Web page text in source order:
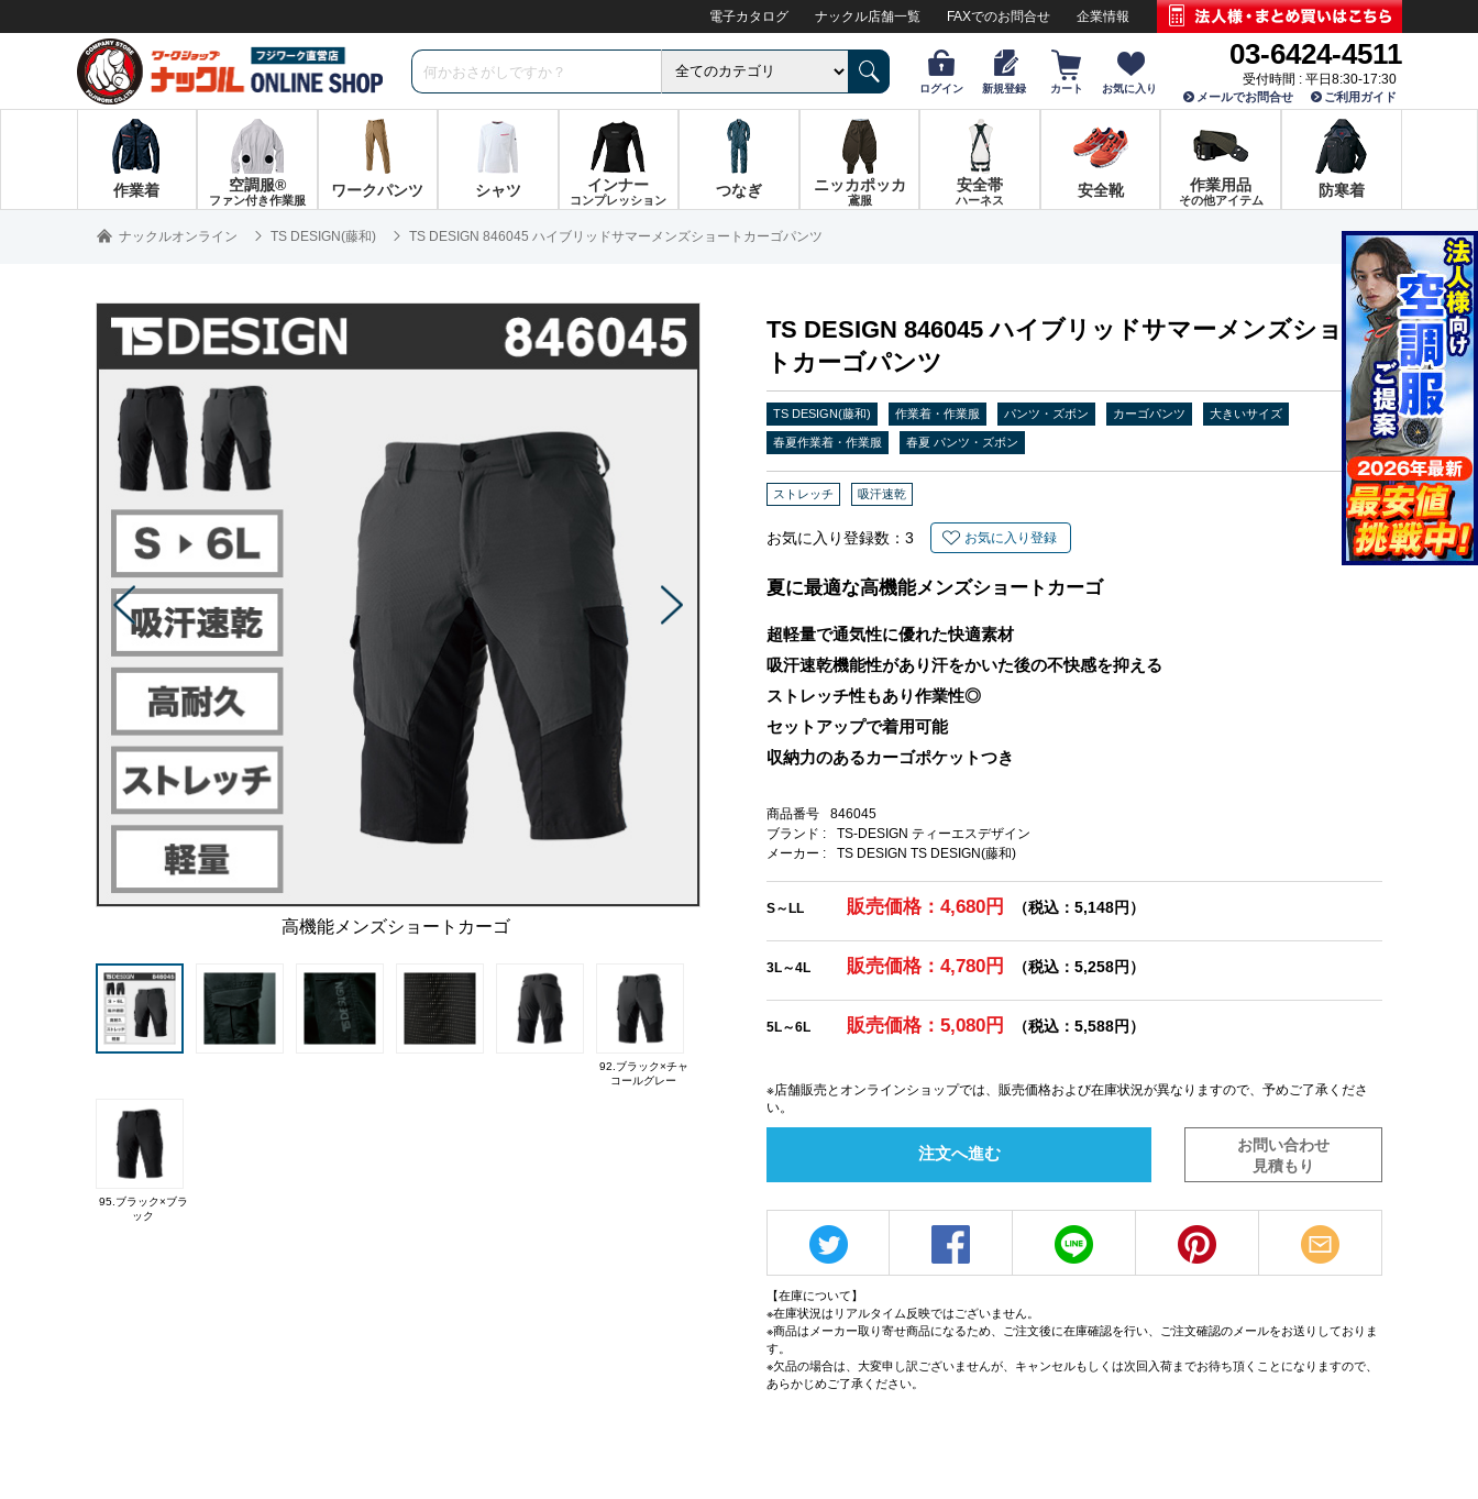
電子カタログ ナックル店舗一覧 FAXでのお問合せ 企業情報
ログイン 新規登録 カート お気に入り
03-6424-4511
受付時間 : 平日8:30-17:30
メールでお問合せ ご利用ガイド
作業着 空調服®
ファン付き作業服
ワークパンツ シャツ インナー
コンプレッション
つなぎ ニッカポッカ
鳶服
安全帯
ハーネス
安全靴 作業用品
その他アイテム
防寒着
ナックルオンライン TS DESIGN(藤和) TS DESIGN 846045 ハイブリッドサマーメンズショートカーゴパンツ
高機能メンズショートカーゴ
92.ブラック×チャ
コールグレー
95.ブラック×ブラ
ック
TS DESIGN 846045 ハイブリッドサマーメンズショー
トカーゴパンツ
TS DESIGN(藤和) 作業着・作業服 パンツ・ズボン カーゴパンツ 大きいサイズ
春夏作業着・作業服 春夏 パンツ・ズボン
ストレッチ 吸汗速乾
お気に入り登録数： 3 お気に入り登録
夏に最適な高機能メンズショートカーゴ
超軽量で通気性に優れた快適素材
吸汗速乾機能性があり汗をかいた後の不快感を抑える
ストレッチ性もあり作業性◎
セットアップで着用可能
収納力のあるカーゴポケットつき
商品番号
846045
ブランド :
TS-DESIGN ティーエスデザイン
メーカー :
TS DESIGN TS DESIGN(藤和)
S～LL 販売価格：4,680円 （税込：5,148円）
3L～4L 販売価格：4,780円 （税込：5,258円）
5L～6L 販売価格：5,080円 （税込：5,588円）
※店舗販売とオンラインショップでは、販売価格および在庫状況が異なりますので、予めご了承くださ
い。
注文へ進む
お問い合わせ
見積もり
【在庫について】
※在庫状況はリアルタイム反映ではございません。
※商品はメーカー取り寄せ商品になるため、ご注文後に在庫確認を行い、ご注文確認のメールをお送りしておりま
す。
※欠品の場合は、大変申し訳ございませんが、キャンセルもしくは次回入荷までお待ち頂くことになりますので、
あらかじめご了承ください。